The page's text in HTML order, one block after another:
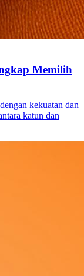
Memilih
kekuatan dan
katun dan